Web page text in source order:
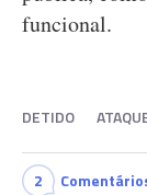
funcional.
DETIDO
2